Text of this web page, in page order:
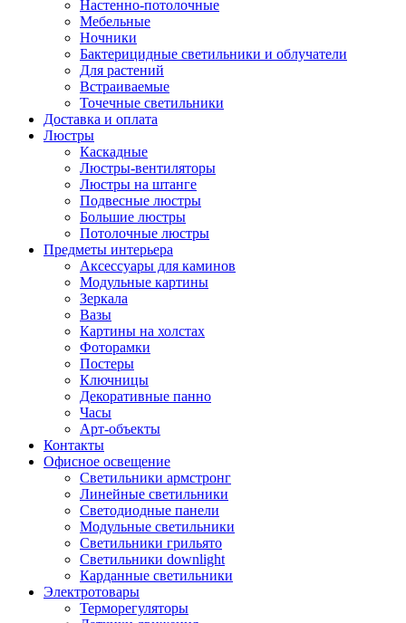
Настенно-потолочные
Мебельные
Ночники
Бактерицидные светильники и облучатели
Для растений
Встраиваемые
Точечные светильники
Доставка и оплата
Люстры
Каскадные
Люстры-вентиляторы
Люстры на штанге
Подвесные люстры
Большие люстры
Потолочные люстры
Предметы интерьера
Аксессуары для каминов
Модульные картины
Зеркала
Вазы
Картины на холстах
Фоторамки
Постеры
Ключницы
Декоративные панно
Часы
Арт-объекты
Контакты
Офисное освещение
Светильники армстронг
Линейные светильники
Светодиодные панели
Модульные светильники
Светильники грильято
Светильники downlight
Карданные светильники
Электротовары
Терморегуляторы